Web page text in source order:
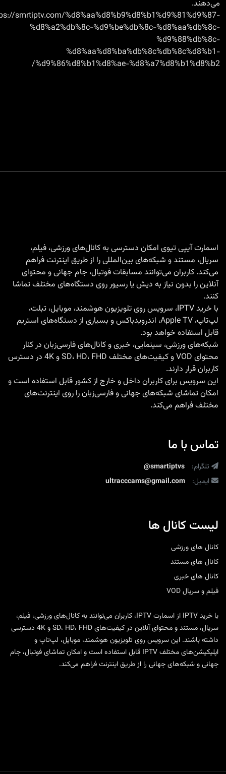
می‌دهند.
smrtiptv.com/%d8%aa%d8%b9%d8%b1%d9%81%d9%87-
%d8%a2%db%8c-%d9%be%db%8c-%d8%aa%db%8c-
%d9%88%db%8c-
%d8%aa%d8%ba%db%8c%db%8c%d8%b1-
%d9%86%d8%b1%d8%ae-%d8%a7%d8%b1%d8%b2/
اسمارت آیپی تیوی امکان دسترسی به کانال‌های ورزشی، فیلم،
سریال، مستند و شبکه‌های بین‌المللی را از طریق اینترنت فراهم
می‌کند. کاربران می‌توانند مسابقات فوتبال، جام جهانی و محتوای
آنلاین را بدون نیاز به دیش یا رسیور روی دستگاه‌های مختلف تماشا
کنند.
با خرید IPTV
، سرویس روی تلویزیون هوشمند، موبایل، تبلت،
لپ‌تاپ، Apple TV، اندرویدباکس و بسیاری از دستگاه‌های استریم
قابل استفاده خواهد بود.
شبکه‌های ورزشی، سینمایی، خبری و کانال‌های فارسی‌زبان در کنار
محتوای VOD و کیفیت‌های مختلف SD، HD، FHD و 4K در دسترس
کاربران قرار دارند.
این سرویس برای کاربران داخل و خارج از کشور قابل استفاده است و
امکان تماشای شبکه‌های جهانی و فارسی‌زبان را روی اینترنت‌های
مختلف فراهم می‌کند.
تماس با ما
تلگرام:
@smartiptvs
ایمیل:
ultracccams@gmail.com
لیست کانال ها
کانال های ورزشی
کانال های مستند
کانال های خبری
فیلم و سریال VOD
با خرید IPTV ازاسمارت IPTV
، کاربران می‌توانند به کانال‌های ورزشی، فیلم،
سریال، مستند و محتوای آنلاین در کیفیت‌های SD، HD، FHD و 4K دسترسی
داشته باشند. این سرویس روی تلویزیون هوشمند، موبایل، لپ‌تاپ و
اپلیکیشن‌های مختلف IPTV قابل استفاده است و امکان تماشای فوتبال، جام
جهانی و شبکه‌های جهانی را از طریق اینترنت فراهم می‌کند.